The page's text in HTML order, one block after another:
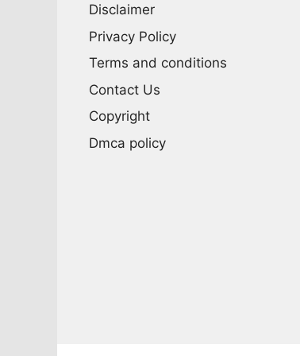
Disclaimer
Privacy Policy
Terms and conditions
Contact Us
Copyright
Dmca policy